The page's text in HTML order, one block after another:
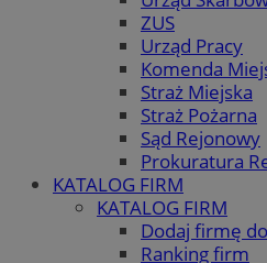
ZUS
Urząd Pracy
Komenda
Straż Miejska
Straż Pożarna
Sąd Rejonowy
Prokuratura
KATALOG FIRM
KATALOG FIRM
Dodaj firmę
Ranking firm